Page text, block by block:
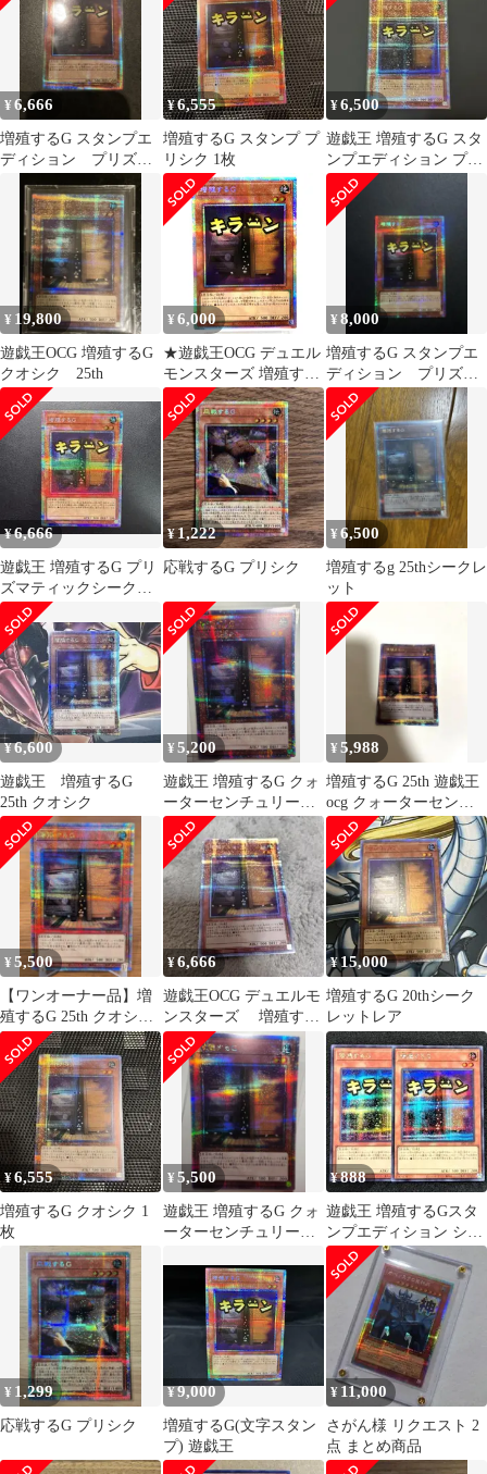
¥6,666
増殖するG スタンプエ
ディション プリズマ
レア プリシク
¥6,555
増殖するG スタンプ プ
リシク 1枚
¥6,500
遊戯王 増殖するG スタ
ンプエディション プリ
ズマ プリシク
¥ 19,800
遊戯王OCG 増殖するG
クオシク 25th
¥ 6,000
★遊戯王OCG デュエル
モンスターズ 増殖する
G プリシク スタンプエ
ディション LPST-JP007
トレカ 中古★007648
¥8,000
増殖するG スタンプエ
ディション プリズマ
ティックシークレット
レア
¥6,666
遊戯王 増殖するG プリ
ズマティックシークレ
ット
¥1,222
応戦するG プリシク
¥6,500
増殖するg 25thシークレ
ット
¥6,600
遊戯王 増殖するG
25th クオシク
¥5,200
遊戯王 増殖するG クォ
ーターセンチュリーシ
ークレット 25th
¥5,988
増殖するG 25th 遊戯王
ocg クォーターセンチ
ュリー
¥5,500
【ワンオーナー品】増
殖するG 25th クオシク
RC04-JP005
¥6,666
遊戯王OCG デュエルモ
ンスターズ 増殖する
G 25thシークレットレ
ア
¥15,000
増殖するG 20thシーク
レットレア
¥6,555
増殖するG クオシク 1
枚
¥5,500
遊戯王 増殖するG クォ
ーターセンチュリーシ
¥888
遊戯王 増殖するGスタ
ンプエディション シー
クレットレア2枚
¥ 1,299
応戦するG プリシク
¥9,000
増殖するG(文字スタン
プ) 遊戯王
¥ 11,000
さがん様 リクエスト 2
点 まとめ商品